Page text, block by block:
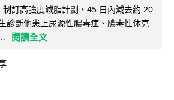
訂高強度減脂計劃，45 日內減去約 20
診斷他患上尿源性膿毒症、膿毒性休克
閱讀全文